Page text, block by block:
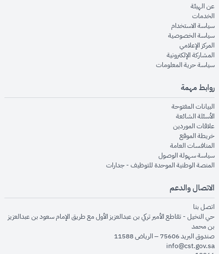
عن الهيئةopens in new window
الخدماتopens in new window
سياسة الاستخدام
سياسة الخصوصيةopens in new window
المركز الإعلاميopens in new window
المشاركة الإلكترونيةopens in new window
سياسة حرية المعلوماتopens in new window
روابط مهمة
البيانات المفتوحةopens in new window
الأسئلة الشائعةopens in new window
علاقات الموردينopens in new window
خريطة الموقعopens in new window
المنافسات العامةopens in new window
سياسة سهولة الوصولopens in new window
المنصة الوطنية الموحدة للتوظيف - جداراتopens in new window
الاتصال والدعم
اتصل بنا
حي النخيل - تقاطع الأمير تركي بن عبدالعزيز الأول مع طريق الإمام سعود بن عبدالعزيز
بن محمد
صندوق البريد 75606 – الرياض 11588
info@cst.gov.sa